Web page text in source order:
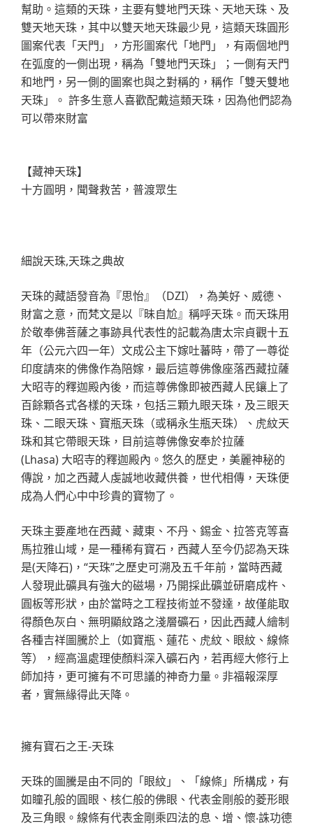
幫助。這類的天珠，主要有雙地門天珠、天地天珠、及
雙天地天珠，其中以雙天地天珠最少見，這類天珠圓形
圖案代表「天門」，方形圖案代「地門」，有兩個地門
在弧度的一側出現，稱為「雙地門天珠」；一側有天門
和地門，另一側的圖案也與之對稱的，稱作「雙天雙地
天珠」。 許多生意人喜歡配戴這類天珠，因為他們認為
可以帶來財富
【藏神天珠】
十方圓明，聞聲救苦，普渡眾生
細說天珠,天珠之典故
天珠的藏語發音為『思怡』（DZI），為美好、威德、
財富之意，而梵文是以『昧自尬』稱呼天珠。而天珠用
於敬奉佛菩薩之事跡具代表性的記載為唐太宗貞觀十五
年（公元六四一年）文成公主下嫁吐蕃時，帶了一尊從
印度請來的佛像作為陪嫁，最后這尊佛像座落西藏拉薩
大昭寺的釋迦殿內後，而這尊佛像即被西藏人民鑲上了
百餘顆各式各樣的天珠，包括三顆九眼天珠，及三眼天
珠、二眼天珠、寶瓶天珠（或稱永生瓶天珠）、虎紋天
珠和其它帶眼天珠，目前這尊佛像安奉於拉薩
(Lhasa) 大昭寺的釋迦殿內。悠久的歷史，美麗神秘的
傳說，加之西藏人虔誠地收藏供養，世代相傳，天珠便
成為人們心中中珍貴的寶物了。
天珠主要產地在西藏、藏東、不丹、錫金、拉答克等喜
馬拉雅山域，是一種稀有寶石，西藏人至今仍認為天珠
是(天降石)，“天珠”之歷史可溯及五千年前，當時西藏
人發現此礦具有強大的磁場，乃開採此礦並研磨成杵、
圓板等形狀，由於當時之工程技術並不發達，故僅能取
得顏色灰白、無明顯紋路之淺層礦石，因此西藏人繪制
各種吉祥圖騰於上（如寶瓶、蓮花、虎紋、眼紋、線條
等），經高溫處理使顏料深入礦石內，若再經大修行上
師加持，更可擁有不可思議的神奇力量。非福報深厚
者，實無緣得此天降。
擁有寶石之王-天珠
天珠的圖騰是由不同的「眼紋」、「線條」所構成，有
如瞳孔般的圓眼、核仁般的佛眼、代表金剛般的菱形眼
及三角眼。線條有代表金剛乘四法的息、增、懷‧誅功德